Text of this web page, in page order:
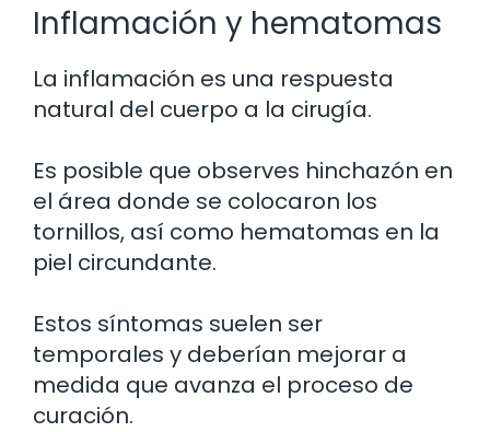
Inflamación y hematomas
La inflamación es una respuesta
natural del cuerpo a la cirugía.
Es posible que observes hinchazón en
el área donde se colocaron los
tornillos, así como hematomas en la
piel circundante.
Estos síntomas suelen ser
temporales y deberían mejorar a
medida que avanza el proceso de
curación.